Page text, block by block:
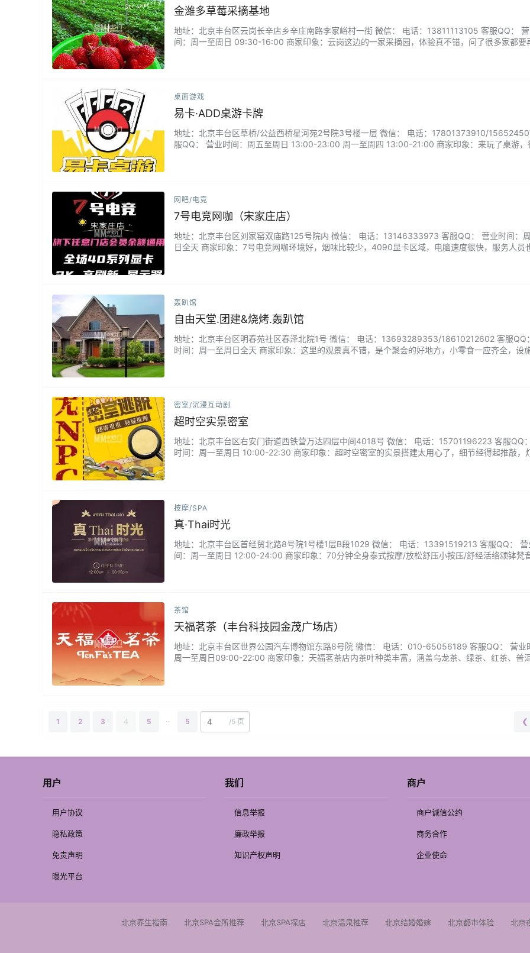
金潍多草莓采摘基地
地址：北京丰台区云岗长辛店乡辛庄南路李家峪村一街 微信： 电话：13811113105 客服QQ：
间：周一至周日 09:30-16:00 商家印象：云岗这边的一家采摘园，体验真不错，问了很多家都要
桌面游戏
易卡·ADD桌游卡牌
地址：北京丰台区草桥/公益西桥星河苑2号院3号楼一层 微信： 电话：17801373910/
服QQ： 营业时间：周五至周日 13:00-23:00 周一至周四 13:00-21:00 商家印象：来玩了桌游，
网吧/电竞
7号电竞网咖（宋家庄店）
地址：北京丰台区刘家窑双庙路125号院内 微信： 电话：13146333973 客服QQ： 营业时间：
日全天 商家印象：7号电竞网咖环境好，烟味比较少，4090显卡区域，电脑速度很快，服务人员
轰趴馆
自由天堂.团建&烧烤.轰趴馆
地址：北京丰台区明春苑社区春泽北院1号 微信： 电话：13693289353/18610212602 客服QQ
时间：周一至周日全天 商家印象：这里的观景真不错，是个聚会的好地方，小零食一应齐全，设
密室/沉浸互动剧
超时空实景密室
地址：北京丰台区右安门街道西铁营万达四层中间4018号 微信： 电话：15701196223 客服QQ
时间：周一至周日 10:00-22:30 商家印象：超时空密室的实景搭建太用心了，细节经得起推敲，
按摩/SPA
真·Thai时光
地址：北京丰台区首经贸北路8号院1号楼1层B段1029 微信： 电话：13391519213 客服QQ： 营
间：周一至周日 12:00-24:00 商家印象：70分钟全身泰式按摩/放松舒压小按压/舒经活络颂钵梵
茶馆
天福茗茶（丰台科技园金茂广场店）
地址：北京丰台区世界公园汽车博物馆东路8号院 微信： 电话：010-65056189 客服QQ： 营业
周一至周日09:00-22:00 商家印象：天福茗茶店内茶叶种类丰富，涵盖乌龙茶、绿茶、红茶、普
1 2 3 4 5 5 /5 页 ❮
用户
用户协议
隐私政策
免责声明
曝光平台
我们
信息举报
廉政举报
知识产权声明
商户
商户诚信公约
商务合作
企业使命
北京养生指南 北京SPA会所推荐 北京SPA探店 北京温泉推荐 北京结婚婚嫁 北京都市体验 北京